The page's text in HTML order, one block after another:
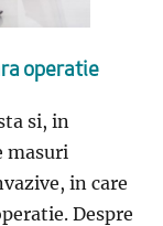
operatie
si, in
masuri
in care
Despre